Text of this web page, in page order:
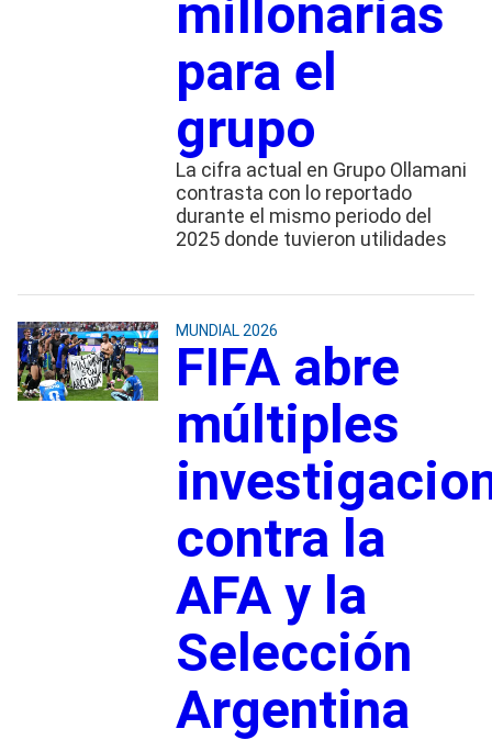
millonarias
para el
grupo
La cifra actual en Grupo Ollamani
contrasta con lo reportado
durante el mismo periodo del
2025 donde tuvieron utilidades
MUNDIAL 2026
FIFA abre
múltiples
contra la
AFA y la
Selección
Argentina